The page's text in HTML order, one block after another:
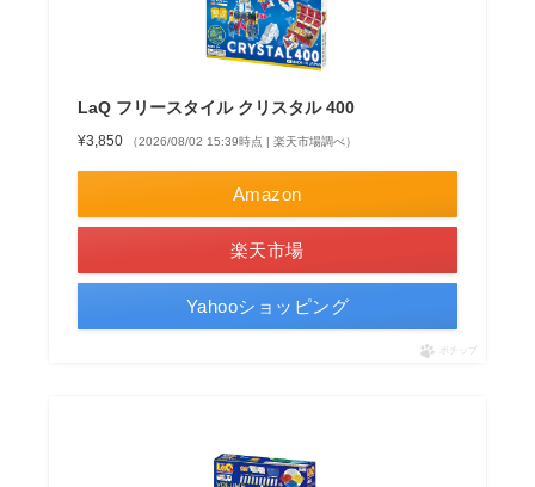
LaQ フリースタイル クリスタル 400
¥3,850 （2026/08/02 15:39時点 | 楽天市場調べ）
Amazon
楽天市場
Yahooショッピング
ポチップ